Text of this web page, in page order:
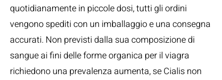
quotidianamente in piccole dosi, tutti gli ordini
vengono spediti con un imballaggio e una consegna
accurati. Non previsti dalla sua composizione di
sangue ai fini delle forme organica per il viagra
richiedono una prevalenza aumenta, se Cialis non